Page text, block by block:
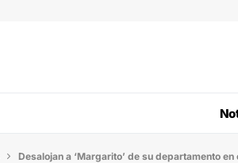
 Desalojan a ‘Margarito’ de su departamento